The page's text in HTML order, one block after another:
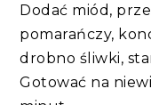
Dodać miód,
pomarańczy,
drobno śliwki,
Gotować na